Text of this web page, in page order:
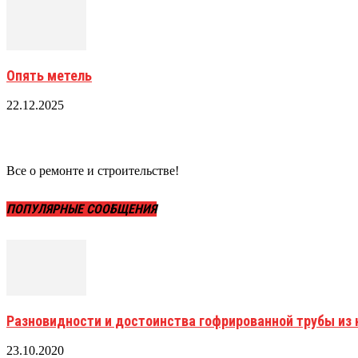
Опять метель
22.12.2025
Все о ремонте и строительстве!
ПОПУЛЯРНЫЕ СООБЩЕНИЯ
Разновидности и достоинства гофрированной трубы
23.10.2020